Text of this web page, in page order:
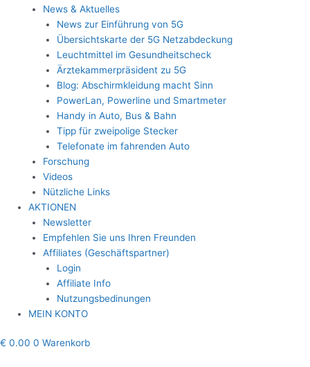
News & Aktuelles
News zur Einführung von 5G
Übersichtskarte der 5G Netzabdeckung
Leuchtmittel im Gesundheitscheck
Ärztekammerpräsident zu 5G
Blog: Abschirmkleidung macht Sinn
PowerLan, Powerline und Smartmeter
Handy in Auto, Bus & Bahn
Tipp für zweipolige Stecker
Telefonate im fahrenden Auto
Forschung
Videos
Nützliche Links
AKTIONEN
Newsletter
Empfehlen Sie uns Ihren Freunden
Affiliates (Geschäftspartner)
Login
Affiliate Info
Nutzungsbedinungen
MEIN KONTO
€ 0.00 0 Warenkorb